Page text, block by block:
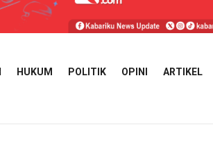
HUKUM POLITIK OPINI ARTIKEL